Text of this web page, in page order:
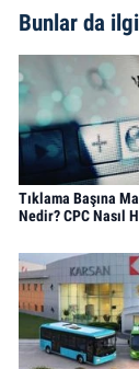
Bunlar da
Tıklama Başına
Nedir? CPC Nasıl